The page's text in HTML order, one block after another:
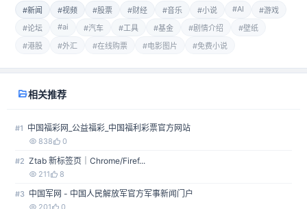
#新闻 #视频 #股票 #财经 #音乐 #小说 #AI
#游戏
#论坛
#ai #汽车 #工具 #基金 #剧情介绍
#壁纸
#港股
#外汇 #在线购票 #电影图片 #免费小说
相关推荐
#1 中国福彩网_公益福彩_中国福利彩票官方网站
838 0
#2 Ztab 新标签页｜Chrome/Firef...
211 8
#3 中国军网 - 中国人民解放军官方军事新闻门户
201 0